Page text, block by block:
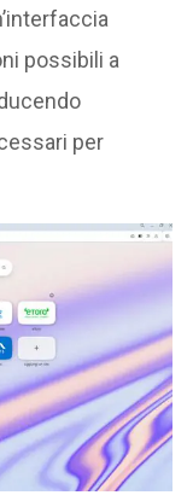
possibili a
per